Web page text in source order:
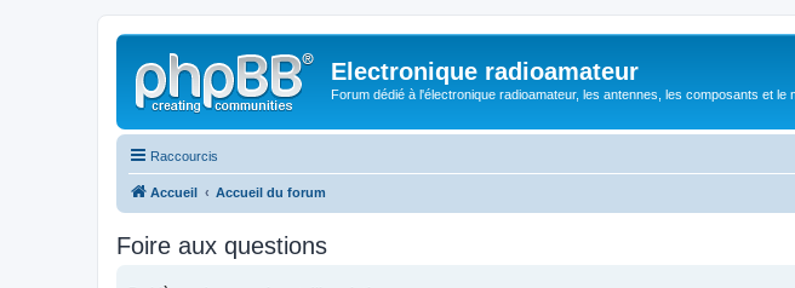
Electronique radioamateur
Forum dédié à l'électronique radioamateur, les antennes, les composants et le
Raccourcis
Accueil Accueil du forum
Foire aux questions